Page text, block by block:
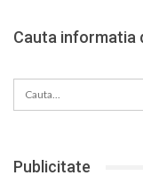
Cauta informatia
Publicitate